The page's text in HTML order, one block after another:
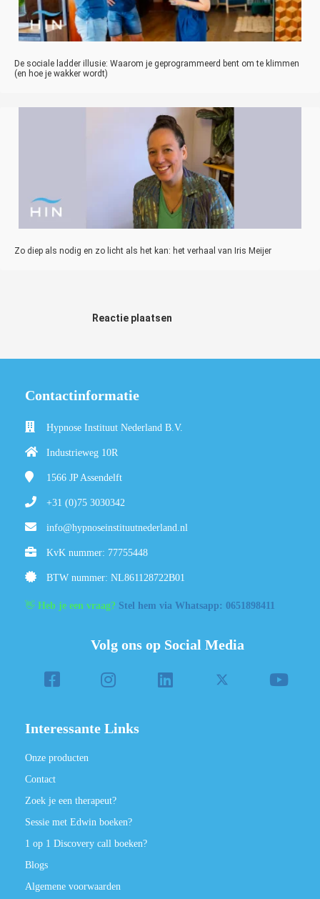
De sociale ladder illusie: Waarom je geprogrammeerd bent om te klimmen
(en hoe je wakker wordt)
Zo diep als nodig en zo licht als het kan: het verhaal van Iris Meijer
Reactie plaatsen
Contactinformatie
Hypnose Instituut Nederland B.V.
Industrieweg 10R
1566 JP Assendelft
+31 (0)75 3030342
info@hypnoseinstituutnederland.nl
KvK nummer: 77755448
BTW nummer: NL861128722B01
👋 Heb je een vraag? Stel hem via Whatsapp: 0651898411
Volg ons op Social Media
Interessante Links
Onze producten
Contact
Zoek je een therapeut?
Sessie met Edwin boeken?
1 op 1 Discovery call boeken?
Blogs
Algemene voorwaarden